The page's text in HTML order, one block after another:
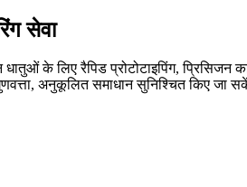
सेवा
के लिए रैपिड प्रोटोटाइपिंग,
अनुकूलित समाधान सुनिश्चित किए जा